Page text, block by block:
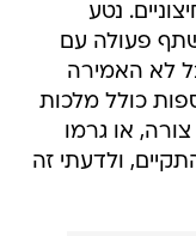
נטע
פעולה עם
לא האמירה
כולל מלכות
או גרמו
ולדעתי זה